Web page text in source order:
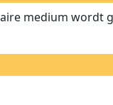
medium wordt